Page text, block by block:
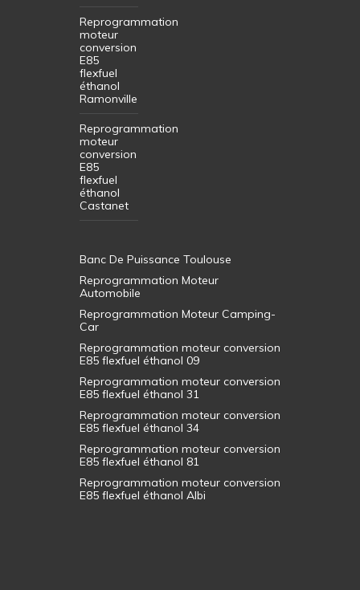
Reprogrammation
moteur
conversion
E85
flexfuel
éthanol
Ramonville
Reprogrammation
moteur
conversion
E85
flexfuel
éthanol
Castanet
Banc De Puissance Toulouse
Reprogrammation Moteur
Automobile
Reprogrammation Moteur Camping-
Car
Reprogrammation moteur conversion
E85 flexfuel éthanol 09
Reprogrammation moteur conversion
E85 flexfuel éthanol 31
Reprogrammation moteur conversion
E85 flexfuel éthanol 34
Reprogrammation moteur conversion
E85 flexfuel éthanol 81
Reprogrammation moteur conversion
E85 flexfuel éthanol Albi